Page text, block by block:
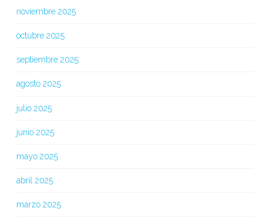
noviembre 2025
octubre 2025
septiembre 2025
agosto 2025
julio 2025
junio 2025
mayo 2025
abril 2025
marzo 2025